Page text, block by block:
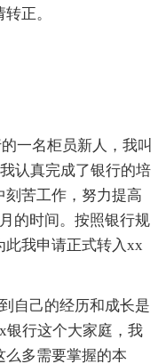
正。
一名柜员新人，我叫
认真完成了银行的培
苦工作，努力提高
的时间。按照银行规
此我申请正式转入xx
自己的经历和成长是
银行这个大家庭，我
么多需要掌握的本